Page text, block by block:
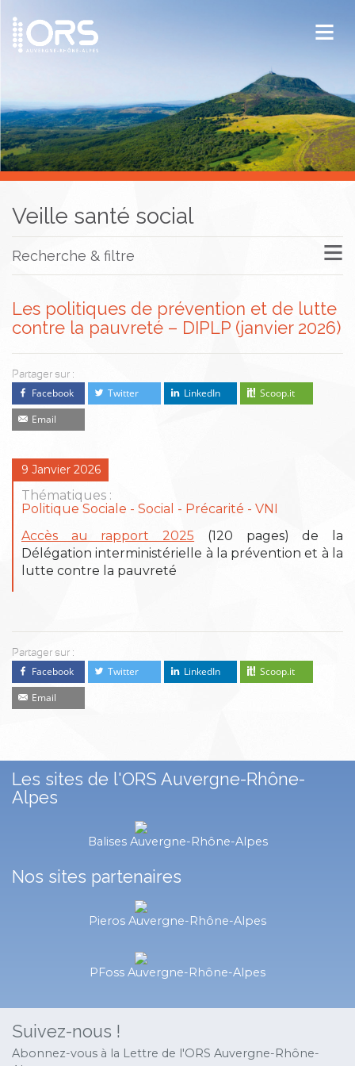
ORS Auvergne-Rhône-Alpes
Publications
Documentation / Veille
Veille santé social
Recherche & filtre
Les politiques de prévention et de lutte
contre la pauvreté – DIPLP (janvier 2026)
Partager sur :
Facebook Twitter LinkedIn
Scoop.it
Email
9 Janvier 2026
Thématiques :
Politique Sociale
Social - Précarité
VNI
Accès au rapport 2025 (120 pages) de la
Délégation interministérielle à la prévention et à la
lutte contre la pauvreté
Partager sur :
Facebook Twitter LinkedIn
Scoop.it
Email
Les sites de l'ORS Auvergne-Rhône-
Alpes
Balises Auvergne-Rhône-Alpes
Nos sites partenaires
Pieros Auvergne-Rhône-Alpes
PFoss Auvergne-Rhône-Alpes
Suivez-nous !
Abonnez-vous à la Lettre de l'ORS Auvergne-Rhône-